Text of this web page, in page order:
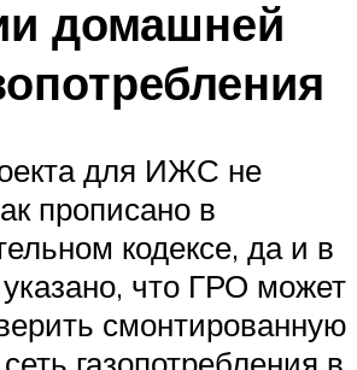
домашней
для ИЖС не
прописано в
кодексе, да и в
что ГРО может
смонтированную